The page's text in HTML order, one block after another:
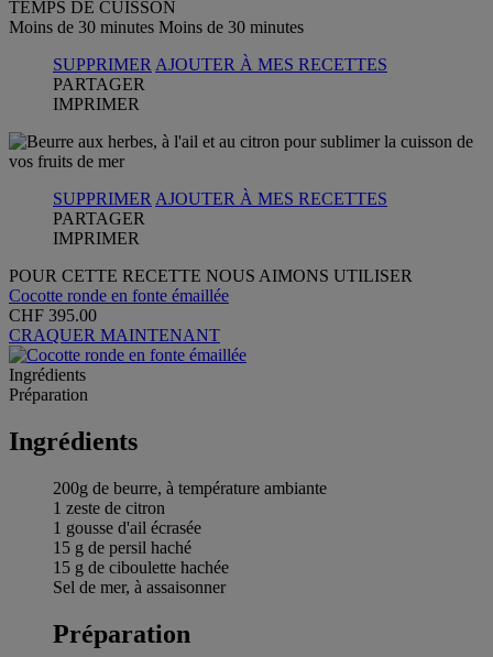
TEMPS DE CUISSON
Moins de 30 minutes Moins de 30 minutes
SUPPRIMER AJOUTER À MES RECETTES
PARTAGER
IMPRIMER
SUPPRIMER AJOUTER À MES RECETTES
PARTAGER
IMPRIMER
POUR CETTE RECETTE NOUS AIMONS UTILISER
Cocotte ronde en fonte émaillée
CHF 395.00
CRAQUER MAINTENANT
Ingrédients
Préparation
Ingrédients
200g de beurre, à température ambiante
1 zeste de citron
1 gousse d'ail écrasée
15 g de persil haché
15 g de ciboulette hachée
Sel de mer, à assaisonner
Préparation